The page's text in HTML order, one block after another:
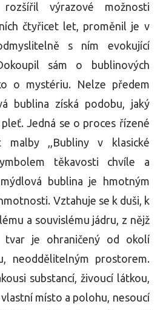
výrazové možnosti
čtyřicet let, proměnil je v
s ním evokující
sám o bublinových
o mystériu. Nelze předem
bublina získá podobu, jaký
Jedná se o proces řízené
malby ,,Bubliny v klasické
těkavosti chvíle a
bublina je hmotným
Vztahuje se k duši, k
a souvislému jádru, z nějž
tvar je ohraničený od okolí
neoddělitelným prostorem.
substancí, živoucí látkou,
místo a polohu, nesoucí